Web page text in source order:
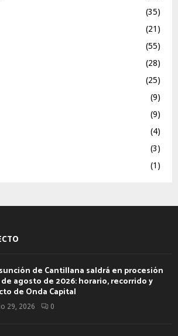
(35)
(21)
(55)
(28)
(25)
(9)
(9)
(4)
(3)
(1)
de Cantillana saldrá en procesión
de agosto de 2026: horario, recorrido y
de Onda Capital
29, 2026 0